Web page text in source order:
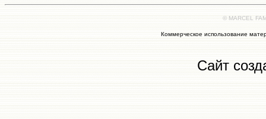
© MARCEL
Коммерческое использование
Сайт